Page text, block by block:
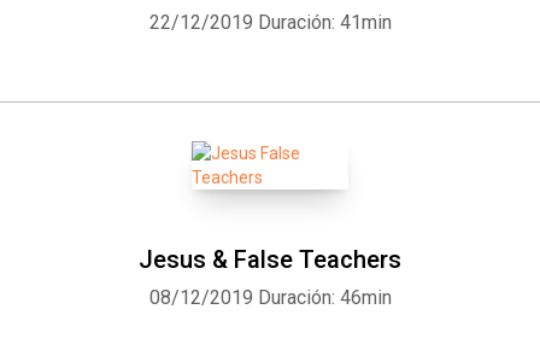
22/12/2019 Duración: 41min
Jesus & False Teachers
08/12/2019 Duración: 46min